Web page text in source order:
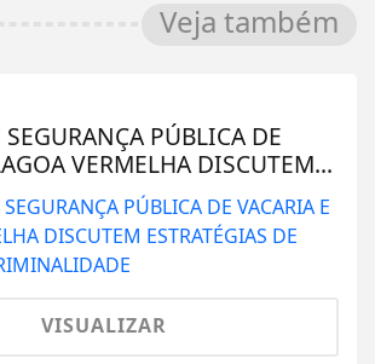
Veja também
PÚBLICA DE
VERMELHA DISCUTEM...
VISUALIZAR